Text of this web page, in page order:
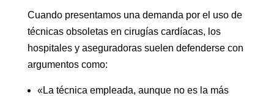
Cuando presentamos una demanda por el uso de
técnicas obsoletas en cirugías cardíacas, los
hospitales y aseguradoras suelen defenderse con
argumentos como:
«La técnica empleada, aunque no es la más